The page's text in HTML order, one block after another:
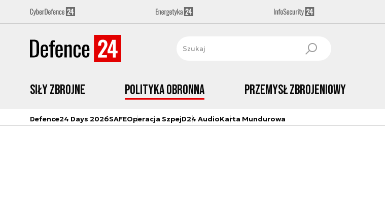
Siły zbrojne Polityka obronna Przemysł Zbrojeniowy
Defence24 Days 2026SAFEOperacja SzpejD24 AudioKarta Mundurowa